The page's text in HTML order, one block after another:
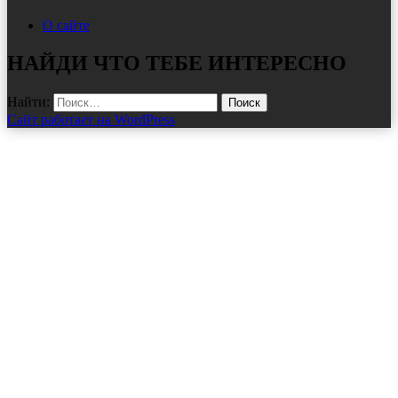
О сайте
НАЙДИ ЧТО ТЕБЕ ИНТЕРЕСНО
Найти:
Сайт работает на WordPress